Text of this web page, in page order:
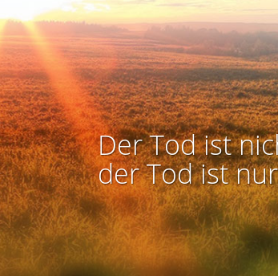
Der Tod ist
der Tod ist